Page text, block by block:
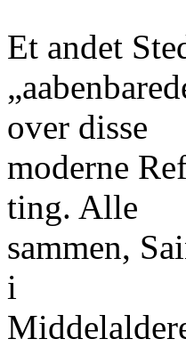
Et andet
over disse
moderne
ting. Alle
sammen,
i